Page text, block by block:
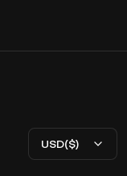
USD($)